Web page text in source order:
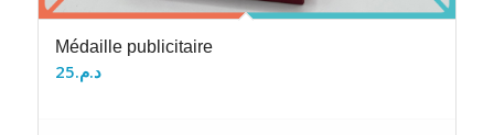
Médaille publicitaire
د.م.25